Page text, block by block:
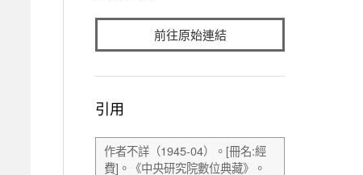
前往原始連結
引用